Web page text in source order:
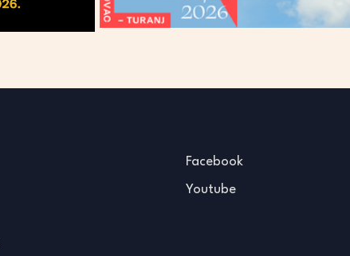
Facebook
Youtube